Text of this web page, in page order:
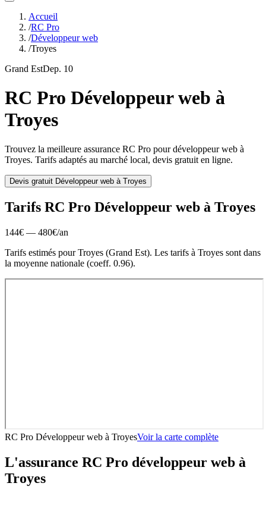
Accueil
/RC Pro
/Développeur web
/Troyes
Grand EstDep. 10
RC Pro Développeur web à
Troyes
Trouvez la meilleure assurance RC Pro pourdéveloppeur web à
Troyes. Tarifs adaptés au marché local, devis gratuit en ligne.
Devis gratuit Développeur web à Troyes
Tarifs RC Pro Développeur web à Troyes
144€ — 480€/an
Tarifs estimés pourTroyes (Grand Est). Les tarifs à Troyes sont dans
la moyenne nationale (coeff. 0.96).
RC Pro Développeur web à TroyesVoir la carte complète
L'assurance RC Pro développeur web à
Troyes